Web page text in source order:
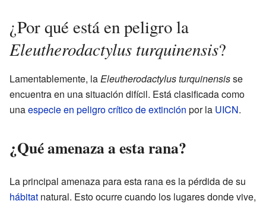
¿Por qué está en peligro la
Eleutherodactylus turquinensis?
Lamentablemente, laEleutherodactylus turquinensisse
encuentra en una situación difícil. Está clasificada como
unaespecie en peligro crítico de extinción por la UICN.
¿Qué amenaza a esta rana?
La principal amenaza para esta rana es la pérdida de su
hábitat natural. Esto ocurre cuando los lugares donde vive,